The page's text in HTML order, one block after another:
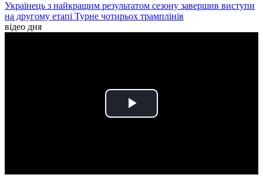
Українець з найкращим результатом сезону завершив виступи
на другому етапі Турне чотирьох трамплінів
відео дня
Play